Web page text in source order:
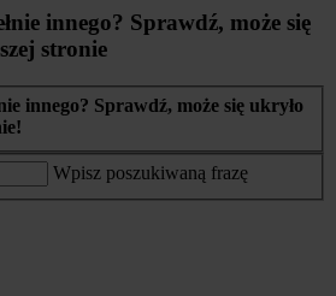
innego? Sprawdź, może się
stronie
innego? Sprawdź, może się ukryło
Wpisz poszukiwaną frazę